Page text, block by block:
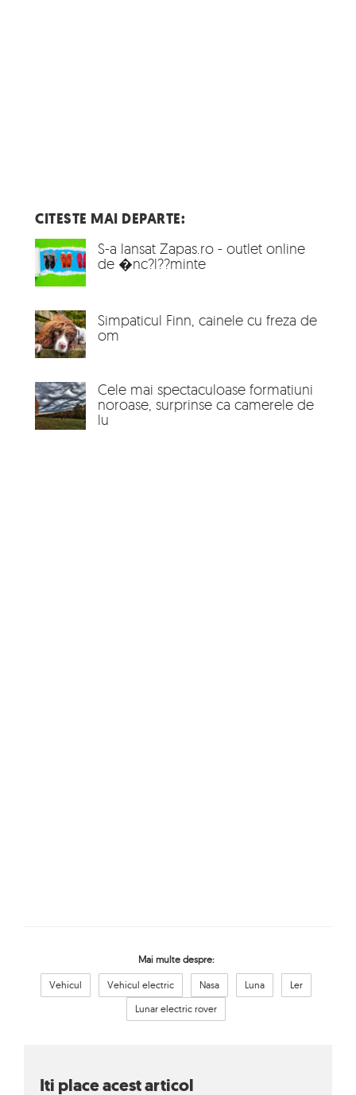
CITESTE MAI DEPARTE:
S-a lansat Zapas.ro - outlet online
de �nc?l??minte
Simpaticul Finn, cainele cu freza de
om
Cele mai spectaculoase formatiuni
noroase, surprinse ca camerele de
lu
Mai multe despre:
Vehicul Vehicul electric Nasa Luna
Ler
Lunar electric rover
Iti place acest articol